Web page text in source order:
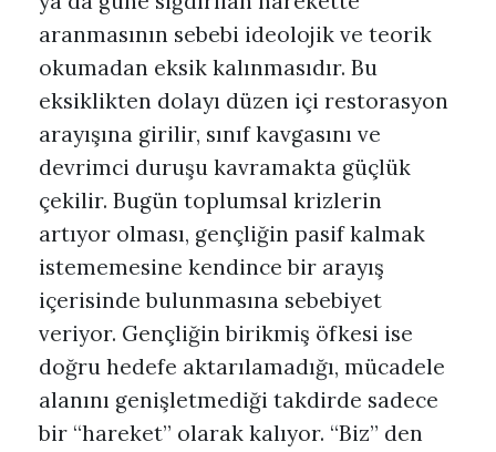
aranmasının sebebi ideolojik ve teorik
okumadan eksik kalınmasıdır. Bu
eksiklikten dolayı düzen içi restorasyon
arayışına girilir, sınıf kavgasını ve
devrimci duruşu kavramakta güçlük
çekilir. Bugün toplumsal krizlerin
artıyor olması, gençliğin pasif kalmak
istememesine kendince bir arayış
içerisinde bulunmasına sebebiyet
veriyor. Gençliğin birikmiş öfkesi ise
doğru hedefe aktarılamadığı, mücadele
alanını genişletmediği takdirde sadece
bir “hareket” olarak kalıyor. “Biz” den